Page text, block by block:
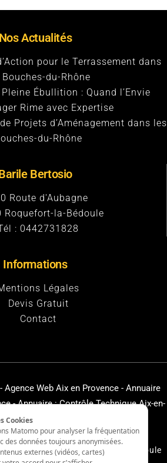
Cookies
Matomo pour analyser la fréquentation
des données toujours anonymisées.
externes (vidéos, cartes)
Nos Actualités
pour le Terrassement dans
Bouches-du-Rhône
Ébullition : Quand l’Envie
Rime avec Expertise
Projets d’Aménagement dans les
du-Rhône
Bertosio
Route d'Aubagne
Roquefort-la-Bédoule
: 0442731828
Informations
Légales
Devis Gratuit
Contact
Agence Web Aix en Provence- Annuaire
-Annuaire : Contrôle Technique Aix-en-
Provence
,Création de Terrain de boule